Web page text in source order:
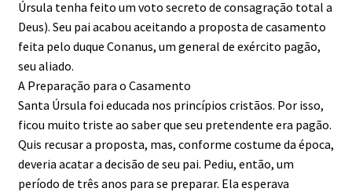
Úrsula tenha feito um voto secreto de consagração total a
Deus). Seu pai acabou aceitando a proposta de casamento
feita pelo duque Conanus, um general de exército pagão,
seu aliado.
A Preparação para o Casamento
Santa Úrsula foi educada nos princípios cristãos. Por isso,
ficou muito triste ao saber que seu pretendente era pagão.
Quis recusar a proposta, mas, conforme costume da época,
deveria acatar a decisão de seu pai. Pediu, então, um
período de três anos para se preparar. Ela esperava